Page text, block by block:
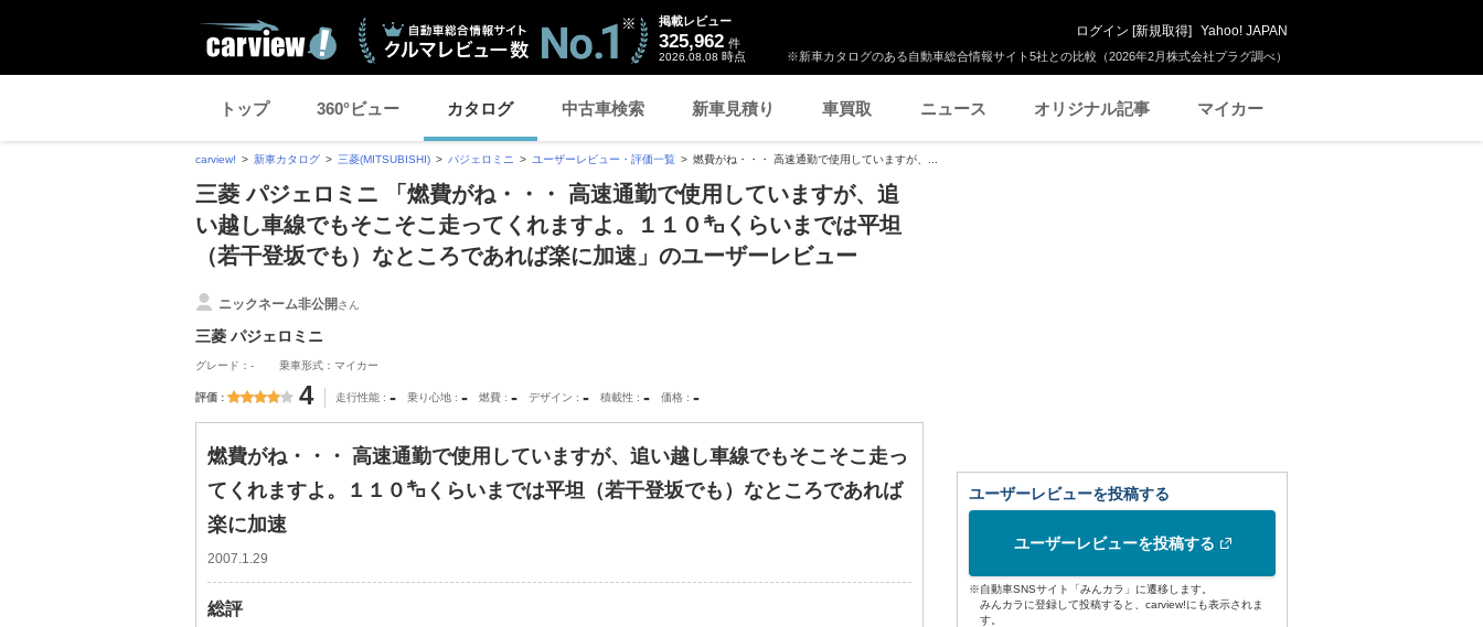
※新車カタログのある自動車総合情報サイト5社との比較（2026年2月株式会社プラグ調べ）
掲載レビュー
325,962 件
2026.08.08 時点
ログイン [新規取得] Yahoo! JAPAN
トップ 360°ビュー カタログ 中古車検索 新車見積り 車買取 ニュース オリジナル記事 マイカー
carview! 新車カタログ 三菱(MITSUBISHI) パジェロミニ ユーザーレビュー・評価一覧 燃費がね・・・ 高速通勤で使用していますが、...
三菱 パジェロミニ 「燃費がね・・・ 高速通勤で使用していますが、追
い越し車線でもそこそこ走ってくれますよ。１１０㌔くらいまでは平坦
（若干登坂でも）なところであれば楽に加速」のユーザーレビュー
ニックネーム非公開さん
三菱 パジェロミニ
グレード：- 乗車形式：マイカー
評価 4 走行性能 - 乗り心地 - 燃費 - デザイン - 積載性 - 価格 -
燃費がね・・・ 高速通勤で使用していますが、追い越し車線でもそこそこ走っ
てくれますよ。１１０㌔くらいまでは平坦（若干登坂でも）なところであれば
楽に加速
2007.1.29
総評
ユーザーレビューを投稿する
ユーザーレビューを投稿する
※自動車SNSサイト「みんカラ」に遷移します。
みんカラに登録して投稿すると、carview!にも表示されま
す。